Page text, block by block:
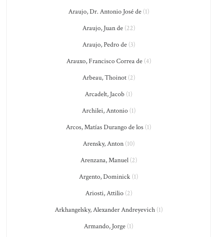
Araujo, Dr. Antonio José de(1)
Araujo, Juan de(22)
Araujo, Pedro de(3)
Arauxo, Francisco Correa de(4)
Arbeau, Thoinot(2)
Arcadelt, Jacob (1)
Archilei, Antonio(1)
Arcos, Matías Durango de los (1)
Arensky, Anton(10)
Arenzana, Manuel(2)
Argento, Dominick (1)
Ariosti, Attilio(2)
Arkhangelsky, Alexander Andreyevich(1)
Armando, Jorge (1)